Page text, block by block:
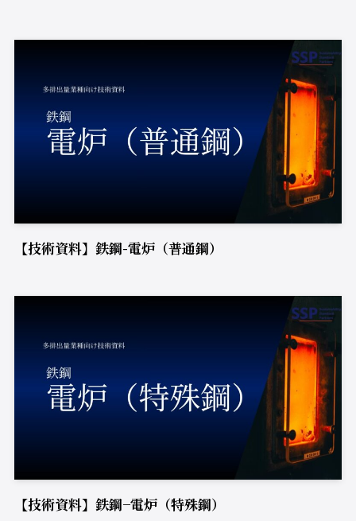
【技術資料】鉄鋼-電炉（普通鋼）
【技術資料】鉄鋼−電炉（特殊鋼）